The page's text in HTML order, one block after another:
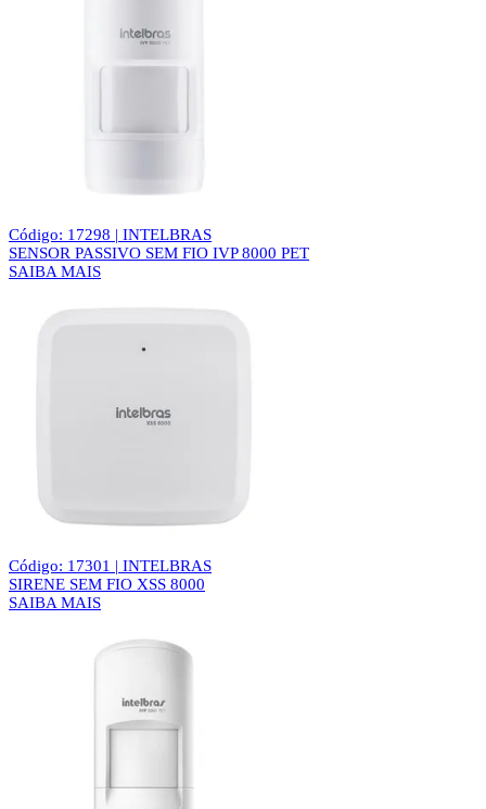
Código: 17298 | INTELBRAS
SENSOR PASSIVO SEM FIO IVP 8000 PET
SAIBA MAIS
Código: 17301 | INTELBRAS
SIRENE SEM FIO XSS 8000
SAIBA MAIS